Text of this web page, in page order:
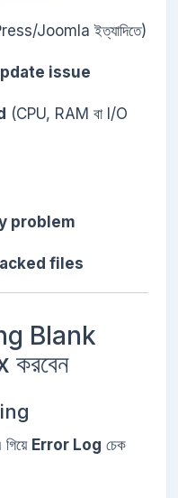
Joomla ইত্যাদিতে)
issue
(CPU, RAM বা I/O
problem
files
Blank
Error Log চেক